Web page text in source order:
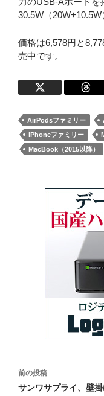
30.5W（20W+10.5W
価格は6,578円と
売中です。
AirPodsファミリー
iPhoneファミリー
MacBook（2015以降）
投
稿
前の投稿
サンワサプライ、壁